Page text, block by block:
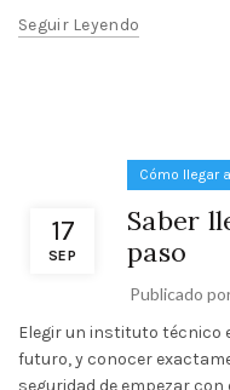
Seguir Leyendo
17
SEP
Cómo llegar
Saber
paso
Publicado
Elegir un instituto técnico
futuro, y conocer
seguridad de empezar